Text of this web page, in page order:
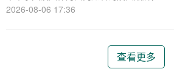
供多种单人墓碑选择，满足不同客户的需
元的优惠政策，帮助消费者做出明智的选
2026-08-06 17:36
查看更多